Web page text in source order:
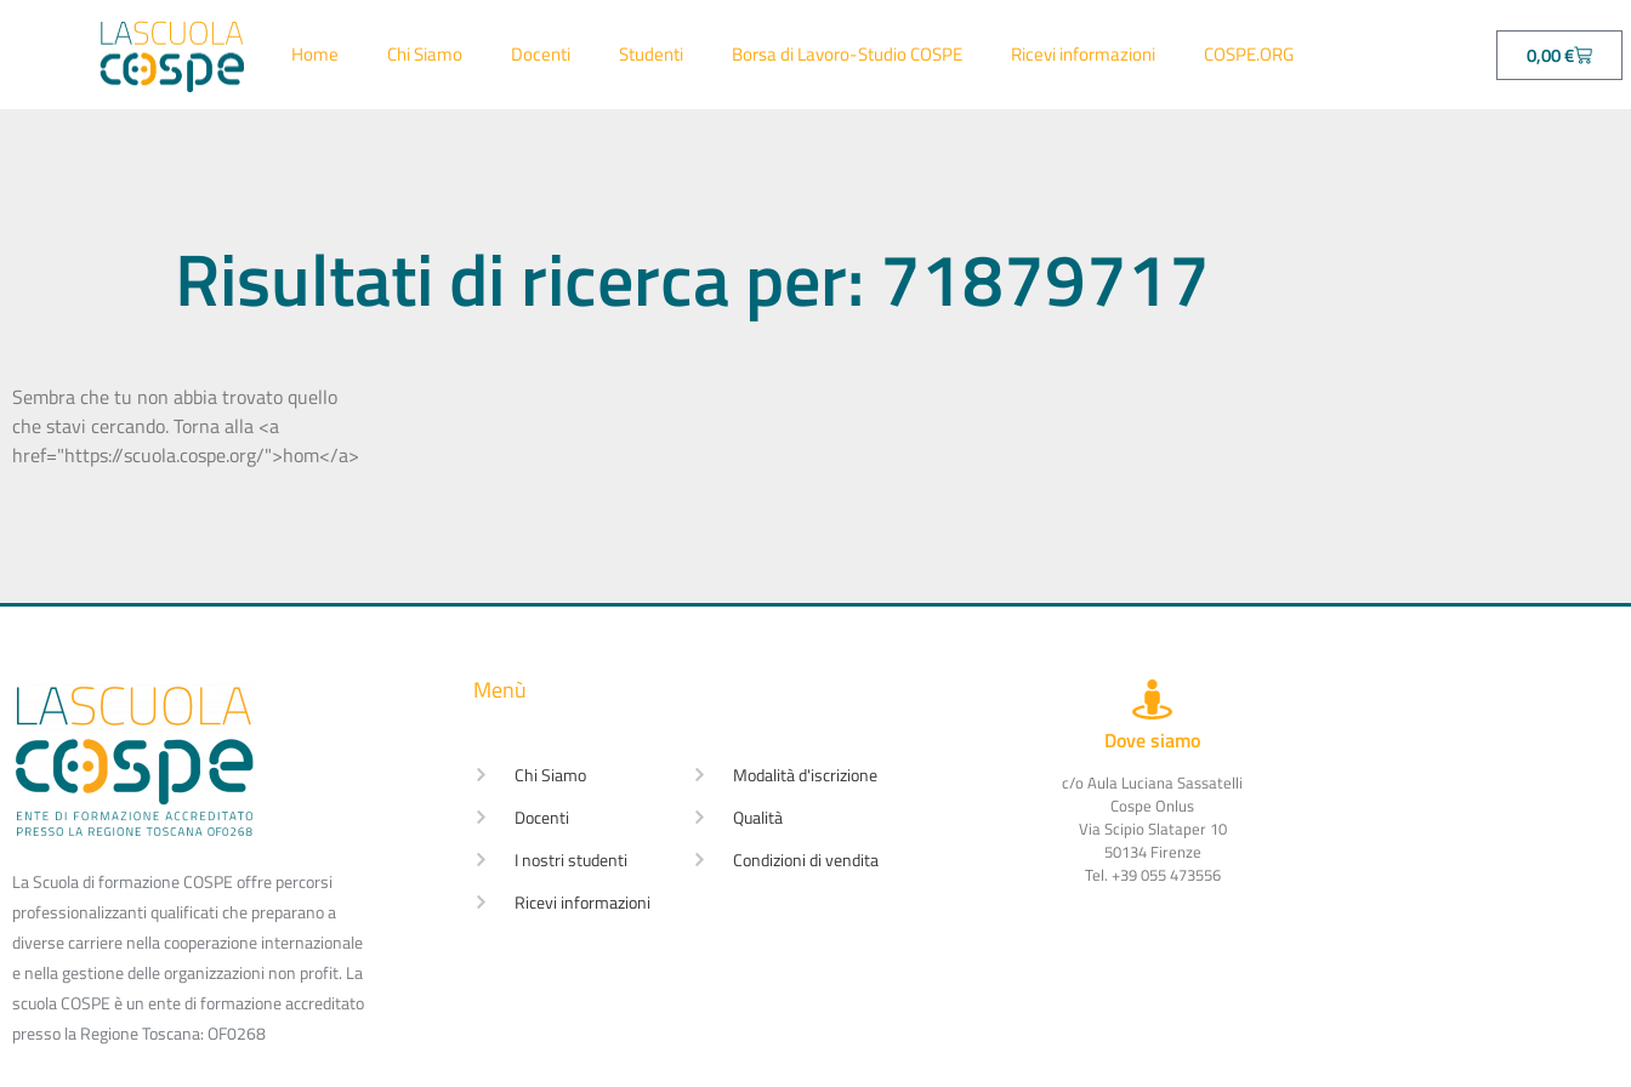
Home Chi Siamo Docenti Studenti Borsa di Lavoro-Studio COSPE Ricevi informazioni COSPE.ORG 0,00€
Risultati di ricerca per: 71879717
Sembra che tu non abbia trovato quello
che stavi cercando. Torna alla <a
href="https://scuola.cospe.org/">hom</a>
La Scuola di formazione COSPE offre percorsi
professionalizzanti qualificati che preparano a
diverse carriere nella cooperazione internazionale
e nella gestione delle organizzazioni non profit. La
scuola COSPE è un ente di formazione accreditato
presso la Regione Toscana: OF0268
Menù
Chi Siamo
Docenti
I nostri studenti
Ricevi informazioni
Modalità d'iscrizione
Qualità
Condizioni di vendita
Dove siamo
c/o Aula Luciana Sassatelli
Cospe Onlus
Via Scipio Slataper 10
50134 Firenze
Tel. +39 055 473556